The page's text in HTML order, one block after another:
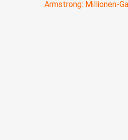
Armstrong: Millionen-